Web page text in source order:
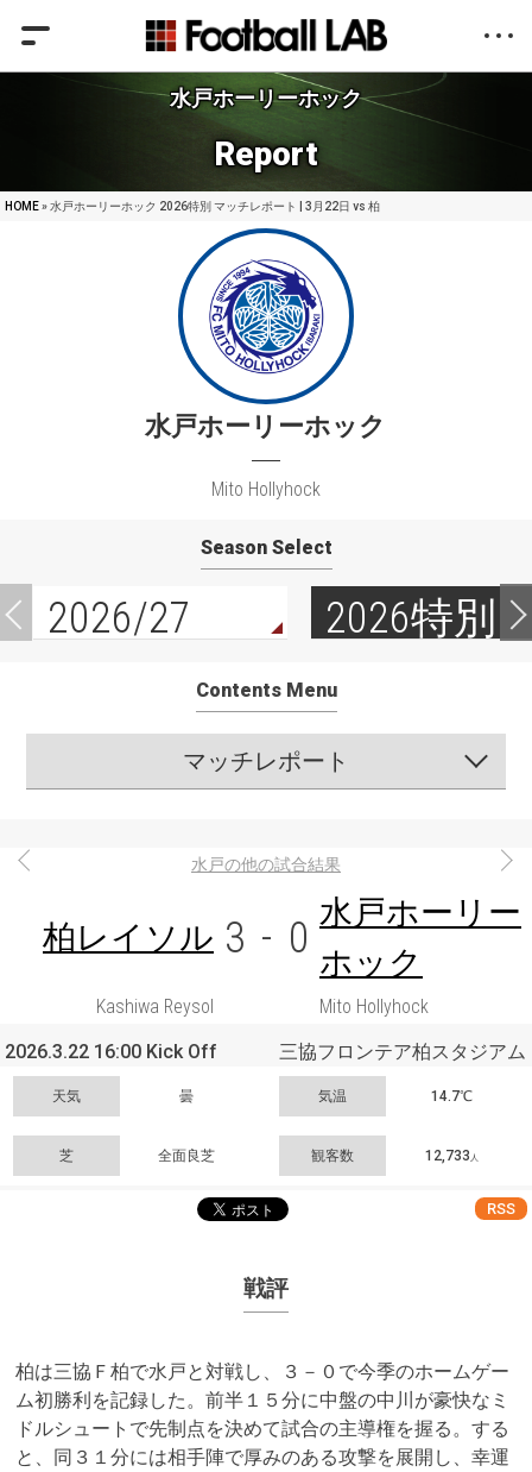
水戸ホーリーホック
Report
HOME» 水戸ホーリーホック 2026特別 マッチレポート | 3月22日 vs 柏
水戸ホーリーホック
Mito Hollyhock
Season Select
2026/27 2026特別
Contents Menu
マッチレポート
水戸の他の試合結果
柏レイソル 3 - 0
水戸ホーリー
ホック
Kashiwa Reysol
Mito Hollyhock
2026.3.22 16:00 Kick Off
三協フロンテア柏スタジアム
天気 曇 気温 14.7℃
芝 全面良芝 観客数 12,733 人
RSS
戦評
柏は三協Ｆ柏で水戸と対戦し、３－０で今季のホームゲー
ム初勝利を記録した。前半１５分に中盤の中川が豪快なミ
ドルシュートで先制点を決めて試合の主導権を握る。する
と、同３１分には相手陣で厚みのある攻撃を展開し、幸運